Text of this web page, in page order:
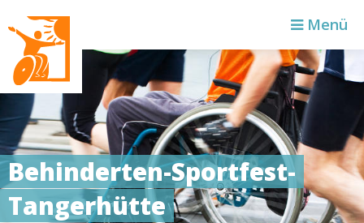
Menü
Behinderten-Sportfest-
Tangerhütte